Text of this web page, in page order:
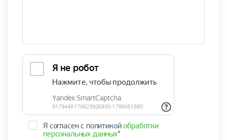
Я согласен с политикойобработки
персональных данных*